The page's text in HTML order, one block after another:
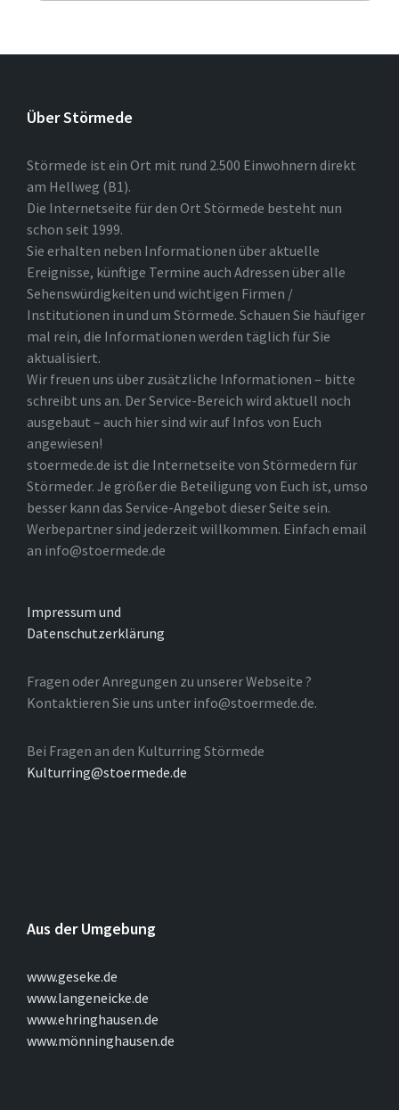
Über Störmede
Störmede ist ein Ort mit rund 2.500 Einwohnern direkt
am Hellweg (B1).
Die Internetseite für den Ort Störmede besteht nun
schon seit 1999.
Sie erhalten neben Informationen über aktuelle
Ereignisse, künftige Termine auch Adressen über alle
Sehenswürdigkeiten und wichtigen Firmen /
Institutionen in und um Störmede. Schauen Sie häufiger
mal rein, die Informationen werden täglich für Sie
aktualisiert.
Wir freuen uns über zusätzliche Informationen – bitte
schreibt uns an. Der Service-Bereich wird aktuell noch
ausgebaut – auch hier sind wir auf Infos von Euch
angewiesen!
stoermede.de ist die Internetseite von Störmedern für
Störmeder. Je größer die Beteiligung von Euch ist, umso
besser kann das Service-Angebot dieser Seite sein.
Werbepartner sind jederzeit willkommen. Einfach email
an info@stoermede.de
Impressum und
Datenschutzerklärung
Fragen oder Anregungen zu unserer Webseite ?
Kontaktieren Sie uns unter info@stoermede.de.
Bei Fragen an den Kulturring Störmede
Kulturring@stoermede.de
Aus der Umgebung
www.geseke.de
www.langeneicke.de
www.ehringhausen.de
www.mönninghausen.de